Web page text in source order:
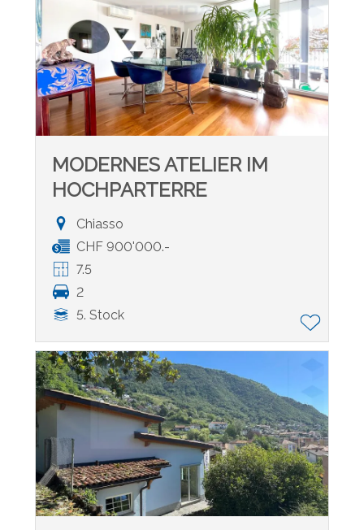
MODERNES ATELIER IM
HOCHPARTERRE
Chiasso
CHF 900'000.-
7.5
2
5. Stock